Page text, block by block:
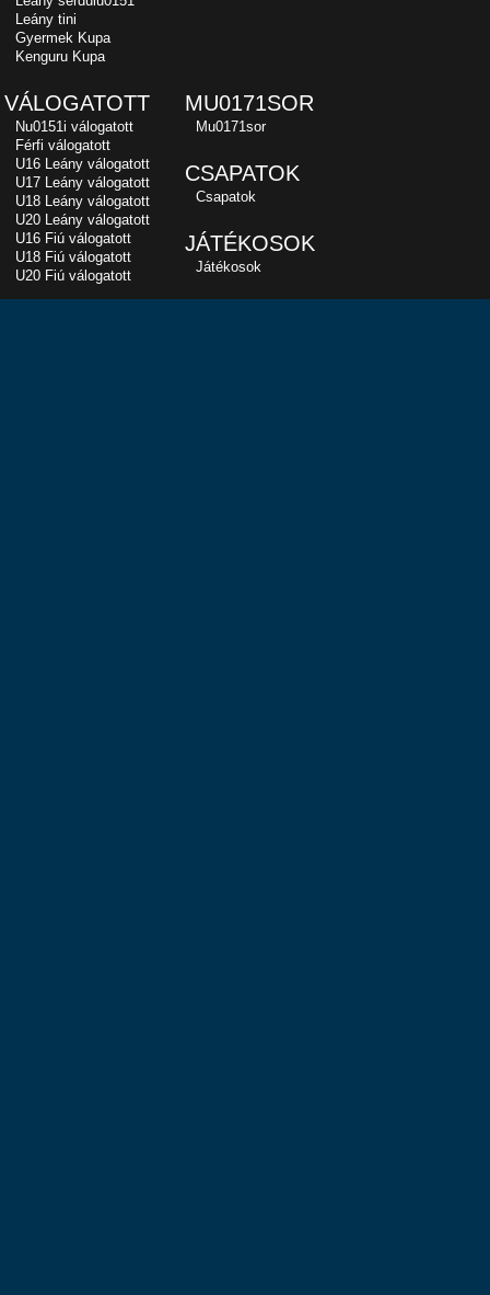
Leány tini
Gyermek Kupa
Kenguru Kupa
VÁLOGATOTT
Nu0151i válogatott
Férfi válogatott
U16 Leány válogatott
U17 Leány válogatott
U18 Leány válogatott
U20 Leány válogatott
U16 Fiú válogatott
U18 Fiú válogatott
U20 Fiú válogatott
MU0171SOR
Mu0171sor
CSAPATOK
Csapatok
JÁTÉKOSOK
Játékosok